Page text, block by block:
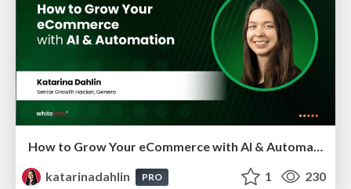
How to Grow Your eCommerce with AI & Automation
katarinadahlin
PRO 1 230